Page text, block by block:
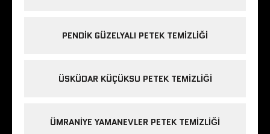
PENDIK GÜZELYALI PETEK TEMIZLIĞI
ÜSKÜDAR KÜÇÜKSU PETEK TEMIZLIĞI
ÜMRANIYE YAMANEVLER PETEK TEMIZLIĞI